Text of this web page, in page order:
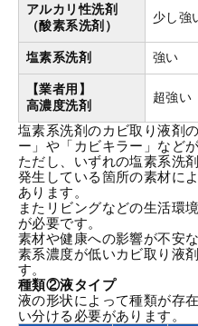
アルカリ性洗剤
（酸素系洗剤）
少し強
塩素系洗剤 強い
【業者用】
高濃度洗剤
超強い
塩素系洗剤のカビ取り液剤
ー 」や「 カビキラー 」など
ただし、いずれの塩素系洗
発生している箇所の素材に
あります。
またリビングなどの生活環
が必要です。
素材や健康への影響が不安
素系濃度が低いカビ取り液
す。
種類②液タイプ
液の形状によって種類が存
い分ける必要があります。